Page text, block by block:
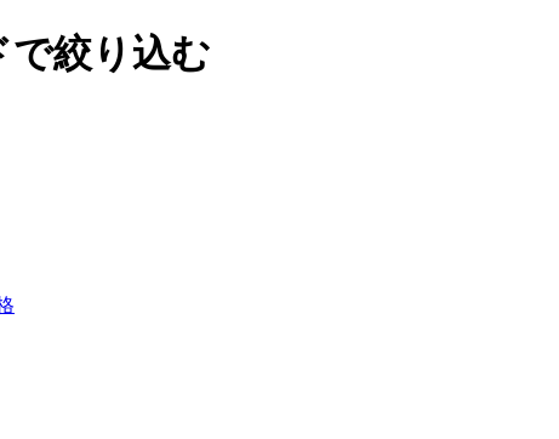
絞り込む